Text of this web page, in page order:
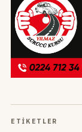
ETIKETLER